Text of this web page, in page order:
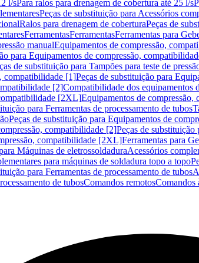
l/sPara ralos para drenagem de cobertura até 25 l/s
Peças de substituição para Acessórios
Ralos para drenagem de coberturaPeças de
FerramentasFerramentasFerramentas para
manualEquipamentos de compressão,
para Equipamentos de compressão,
de substituição para Tampões para teste de
compatibilidade [1]Peças de substituição para
[2]Compatibilidade dos equipamentos
[2XL]Equipamentos de
para Ferramentas de processamento de tubos
Peças de substituição para Equipamentos de
compatibilidade [2]Peças de
compatibilidade [2XL]Ferramentas para
Máquinas de eletrossoldaduraAcessórios
para máquinas de soldadura topo a topo
para Ferramentas de processamento de tubos
de tubosComandos remotosComandos